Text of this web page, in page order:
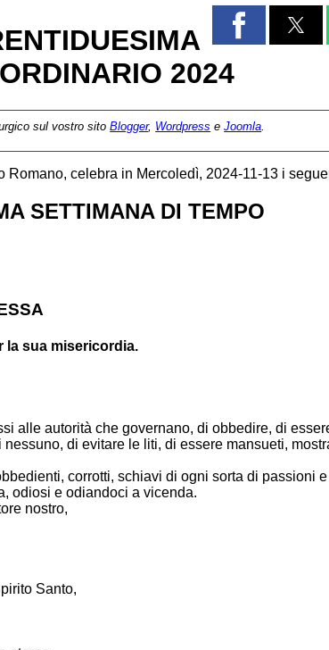
2024
sul vostro sitoBlogger, Wordpress eJoomla
celebra in Mercoledì, 2024-11-13 i
SETTIMANA DI TEMPO
la sua misericordia.
alle autorità che governano, di obbedire, di
di evitare le liti, di essere mansueti,
corrotti, schiavi di ogni sorta di passioni e
odiosi e odiandoci a vicenda.
nostro,
Santo,